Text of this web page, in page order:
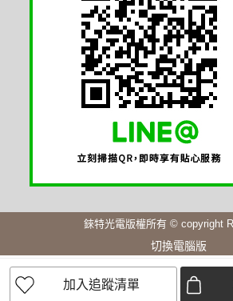
加入追蹤清單
錸特光電版權所有 © copyright
切換電腦版